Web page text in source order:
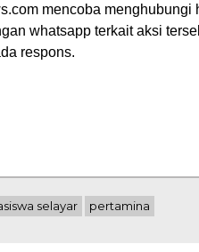
mencoba menghubungi
whatsapp terkait aksi
respons.
selayar pertamina